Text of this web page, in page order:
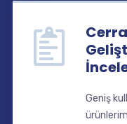
Geniş